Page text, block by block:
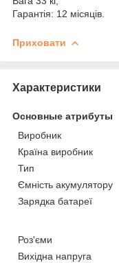
Гарантія: 12 місяців.
Приховати
Характеристики
Основные атрибуты
Виробник
Країна виробник
Тип
Ємність акумулятору
Зарядка батареї
Роз'єми
Вихідна напруга